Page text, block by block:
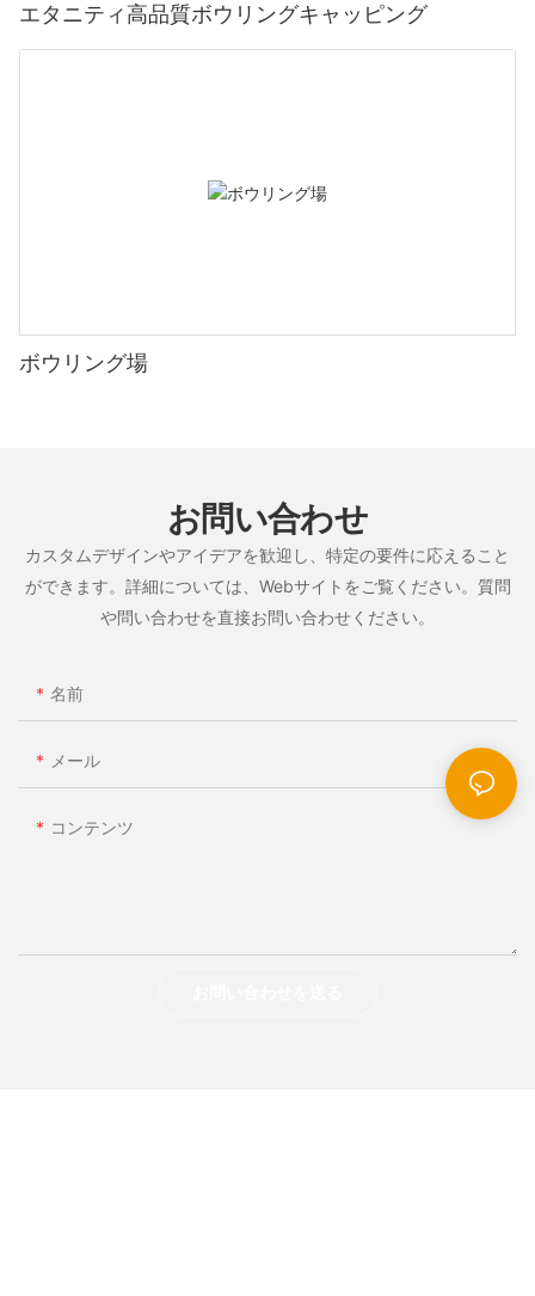
エタニティ高品質ボウリングキャッピング
ボウリング場
お問い合わせ
カスタムデザインやアイデアを歓迎し、特定の要件に応えること
ができます。詳細については、Webサイトをご覧ください。質問
や問い合わせを直接お問い合わせください。
名前
メール
コンテンツ